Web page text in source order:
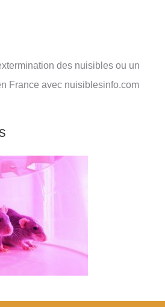
des nuisibles ou un
France avec nuisiblesinfo.com